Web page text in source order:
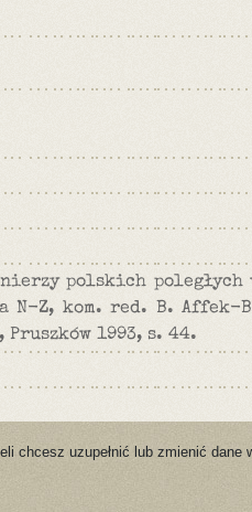
polskich
N-Z, kom. red. B.
1993, s. 44.
chcesz uzupełnić lub zmienić dane